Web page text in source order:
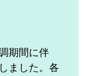
期間に伴
ました。各